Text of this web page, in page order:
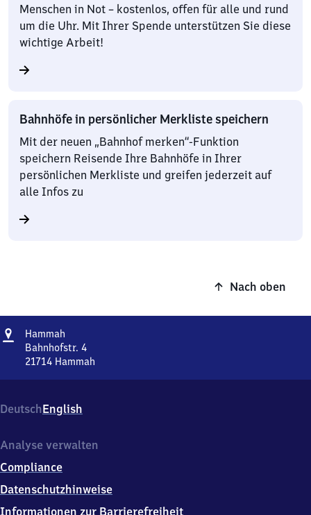
Menschen in Not – kostenlos, offen für alle und rund
um die Uhr. Mit Ihrer Spende unterstützen Sie diese
wichtige Arbeit!
Bahnhöfe in persönlicher Merkliste speichern
Mit der neuen „Bahnhof merken“-Funktion
speichern Reisende Ihre Bahnhöfe in Ihrer
persönlichen Merkliste und greifen jederzeit auf
alle Infos zu
Nach oben
Adresse
Hammah
Bahnhofstr. 4
21714 Hammah
4,
2
7
4
Hammah
DeutschEnglish
Analyse verwalten
Compliance
Datenschutzhinweise
Informationen zur Barrierefreiheit